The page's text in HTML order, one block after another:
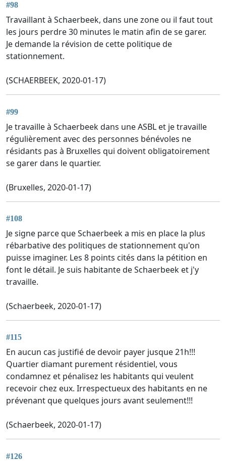
#98
Travaillant à Schaerbeek, dans une zone ou il faut tout
les jours perdre 30 minutes le matin afin de se garer.
Je demande la révision de cette politique de
stationnement.
(SCHAERBEEK, 2020-01-17)
#99
Je travaille à Schaerbeek dans une ASBL et je travaille
régulièrement avec des personnes bénévoles ne
résidants pas à Bruxelles qui doivent obligatoirement
se garer dans le quartier.
(Bruxelles, 2020-01-17)
#108
Je signe parce que Schaerbeek a mis en place la plus
rébarbative des politiques de stationnement qu'on
puisse imaginer. Les 8 points cités dans la pétition en
font le détail. Je suis habitante de Schaerbeek et j'y
travaille.
(Schaerbeek, 2020-01-17)
#115
En aucun cas justifié de devoir payer jusque 21h!!!
Quartier diamant purement résidentiel, vous
condamnez et pénalisez les habitants qui veulent
recevoir chez eux. Irrespectueux des habitants en ne
prévenant que quelques jours avant seulement!!!
(Schaerbeek, 2020-01-17)
#126